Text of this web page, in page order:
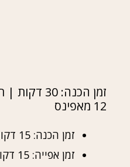
זמן הכנה:
12 מאפינס
זמן הכנה: 15 דקות
זמן אפייה: 15 דקות